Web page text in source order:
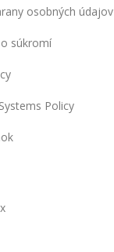
osobných údajov
súkromí
Policy